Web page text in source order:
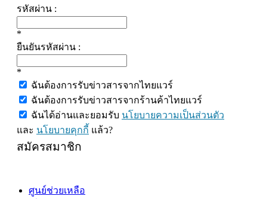
รหัสผ่าน :
*
ยืนยันรหัสผ่าน :
*
ฉันต้องการรับข่าวสารจากไทยแวร์
ฉันต้องการรับข่าวสารจากร้านค้าไทยแวร์
ฉันได้อ่านและยอมรับ นโยบายความเป็นส่วนตัว
และ นโยบายคุกกี้ แล้ว?
สมัครสมาชิก
ศูนย์ช่วยเหลือ